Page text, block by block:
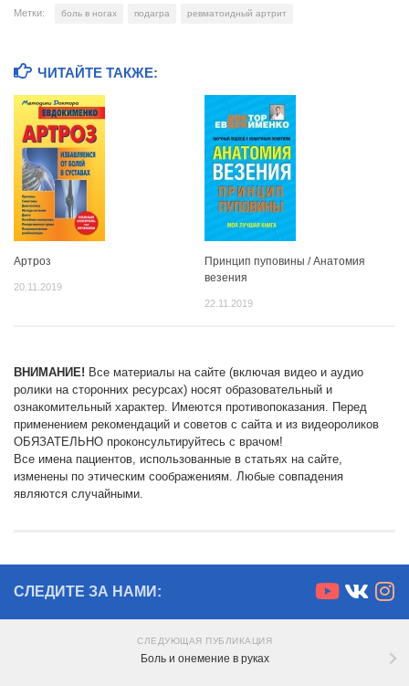
Метки: боль в ногах подагра ревматоидный артрит
ЧИТАЙТЕ ТАКЖЕ:
Артроз
20.11.2019
Принцип пуповины / Анатомия
везения
22.11.2019
ВНИМАНИЕ! Все материалы на сайте (включая видео и аудио
ролики на сторонних ресурсах) носят образовательный и
ознакомительный характер. Имеются противопоказания. Перед
применением рекомендаций и советов с сайта и из видеороликов
ОБЯЗАТЕЛЬНО проконсультируйтесь с врачом!
Все имена пациентов, использованные в статьях на сайте,
изменены по этическим соображениям. Любые совпадения
являются случайными.
СЛЕДИТЕ ЗА НАМИ:
СЛЕДУЮЩАЯ ПУБЛИКАЦИЯ
Боль и онемение в руках